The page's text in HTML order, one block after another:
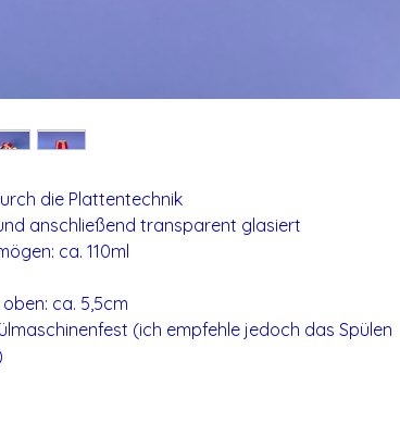
die Plattentechnik
anschließend transparent glasiert
ca. 110ml
ca. 5,5cm
(ich empfehle jedoch das Spülen